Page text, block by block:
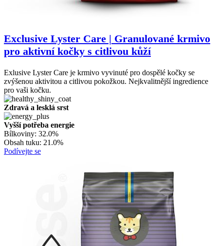
Exclusive Lyster Care | Granulované krmivo
pro aktivní kočky s citlivou kůží
Exlusive Lyster Care je krmivo vyvinuté pro dospělé kočky se
zvýšenou aktivitou a citlivou pokožkou. Nejkvalitnější ingredience
pro vaši kočku.
Zdravá a lesklá srst
Vyšší potřeba energie
Bílkoviny: 32.0%
Obsah tuku: 21.0%
Podívejte se